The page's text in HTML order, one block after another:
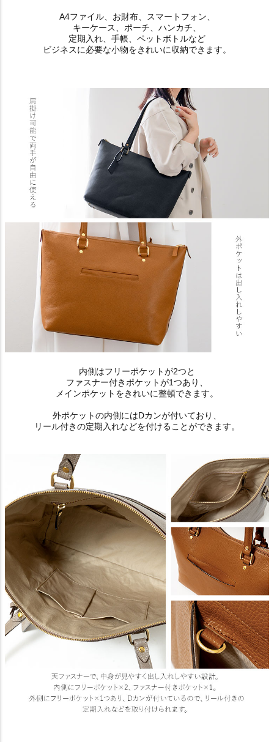
A4ファイル、お財布、スマートフォン、
キーケース、ポーチ、ハンカチ、
定期入れ、手帳、ペットボトルなど
ビジネスに必要な小物をきれいに収納できます。
内側はフリーポケットが2つと
ファスナー付きポケットが1つあり、
メインポケットをきれいに整頓できます。
外ポケットの内側にはDカンが付いており、
リール付きの定期入れなどを付けることができます。